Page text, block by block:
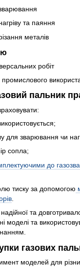
та паяння
металів
робіт
пальник
для зварювання чи
сопла;
до
тиску за допомогою
та
моделі та
газових
моделей для